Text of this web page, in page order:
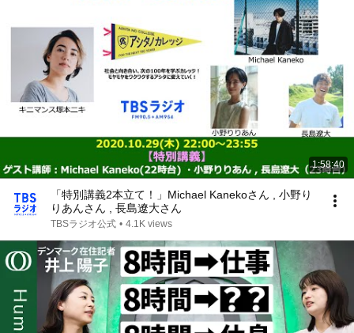
1:58:40
「特別講義2本立て！」Michael Kanekoさん , 小野り
りあんさん , 長島遼大さん
TBSラジオ公式 • 4.1K views